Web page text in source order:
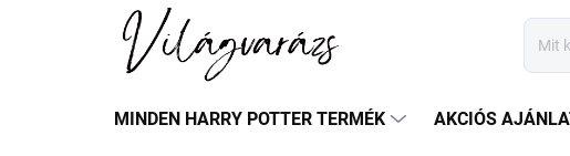
MINDEN HARRY POTTER TERMÉK AKCIÓS